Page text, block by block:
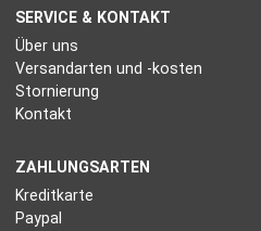
SERVICE & KONTAKT
Über uns
Versandarten und -kosten
Stornierung
Kontakt
ZAHLUNGSARTEN
Kreditkarte
Paypal